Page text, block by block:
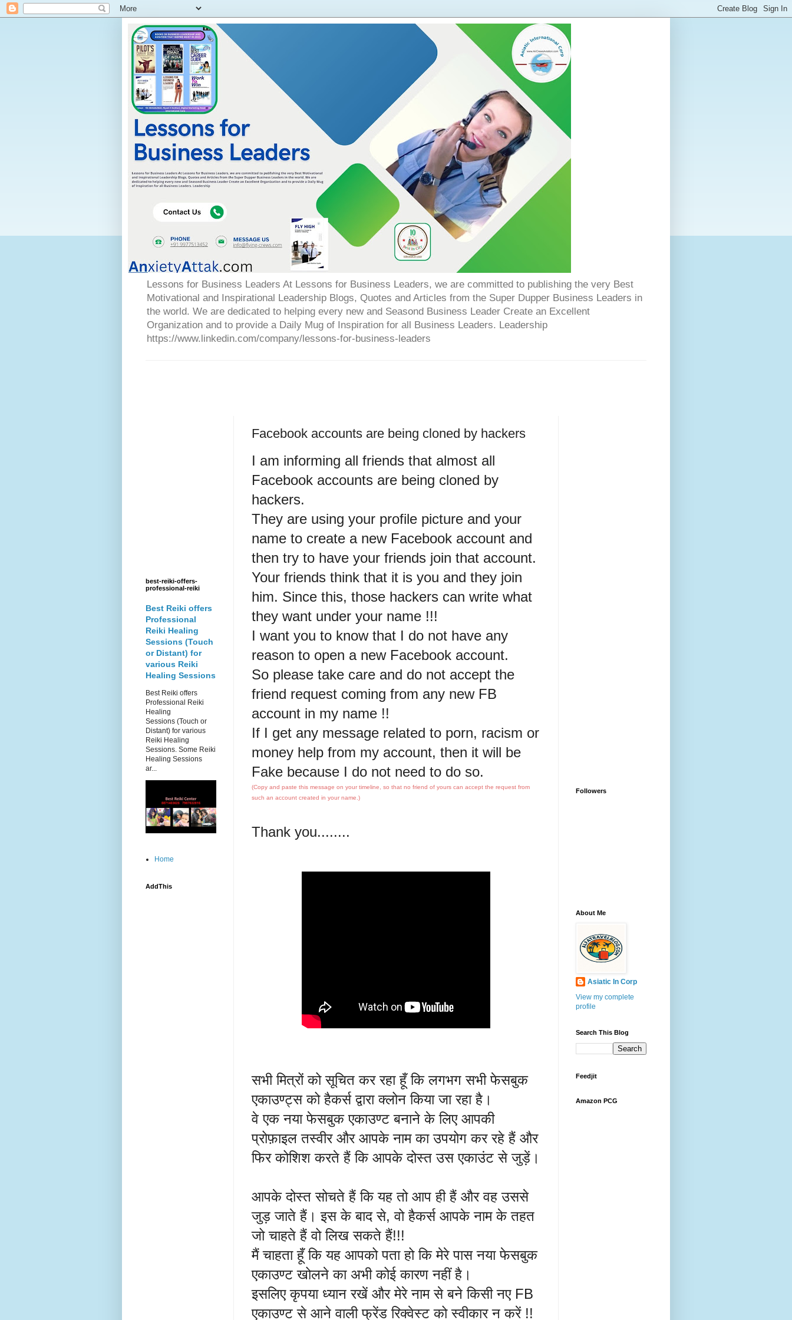
Lessons for Business Leaders At Lessons for Business Leaders, we are committed to publishing the very Best
Motivational and Inspirational Leadership Blogs, Quotes and Articles from the Super Dupper Business Leaders in
the world. We are dedicated to helping every new and Seasond Business Leader Create an Excellent
Organization and to provide a Daily Mug of Inspiration for all Business Leaders. Leadership
https://www.linkedin.com/company/lessons-for-business-leaders
Facebook accounts are being cloned by hackers
I am informing all friends that almost all
Facebook accounts are being cloned by
hackers.
They are using your profile picture and your
name to create a new Facebook account and
then try to have your friends join that account.
Your friends think that it is you and they join
him. Since this, those hackers can write what
they want under your name !!!
I want you to know that I do not have any
reason to open a new Facebook account.
So please take care and do not accept the
friend request coming from any new FB
account in my name !!
If I get any message related to porn, racism or
money help from my account, then it will be
Fake because I do not need to do so.
(Copy and paste this message on your timeline, so that no friend of yours can accept the request from
such an account created in your name.)
Thank you........
सभी मित्रों को सूचित कर रहा हूँ कि लगभग सभी फेसबुक
एकाउण्ट्स को हैकर्स द्वारा क्लोन किया जा रहा है।
वे एक नया फेसबुक एकाउण्ट बनाने के लिए आपकी
प्रोफ़ाइल तस्वीर और आपके नाम का उपयोग कर रहे हैं और
फिर कोशिश करते हैं कि आपके दोस्त उस एकाउंट से जुड़ें।
आपके दोस्त सोचते हैं कि यह तो आप ही हैं और वह उससे
जुड़ जाते हैं। इस के बाद से, वो हैकर्स आपके नाम के तहत
जो चाहते हैं वो लिख सकते हैं!!!
मैं चाहता हूँ कि यह आपको पता हो कि मेरे पास नया फेसबुक
एकाउण्ट खोलने का अभी कोई कारण नहीं है।
इसलिए कृपया ध्यान रखें और मेरे नाम से बने किसी नए FB
एकाउण्ट से आने वाली फ्रेंड रिक्वेस्ट को स्वीकार न करें !!
best-reiki-offers-
professional-reiki
Best Reiki offers
Professional
Reiki Healing
Sessions (Touch
or Distant) for
various Reiki
Healing Sessions
Best Reiki offers
Professional Reiki
Healing
Sessions (Touch or
Distant) for various
Reiki Healing
Sessions. Some Reiki
Healing Sessions
ar...
Home
AddThis
Followers
About Me
Asiatic In Corp
View my complete
profile
Search This Blog
Feedjit
Amazon PCG